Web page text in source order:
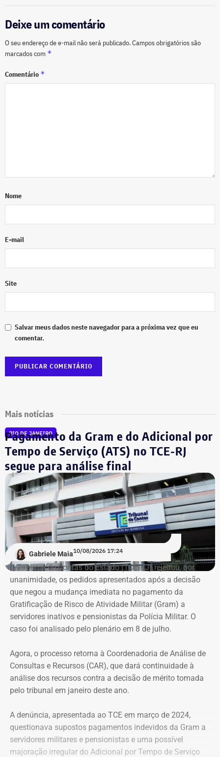
Deixe um comentário
O seu endereço de e-mail não será publicado.Campos obrigatórios são
marcados com *
Comentário *
Nome
E-mail
Site
Salvar meus dados neste navegador para a próxima vez que eu
comentar.
Mais notícias
RIO DE JANEIRO
Pagamento da Gram e do Adicional por
Tempo de Serviço (ATS) no TCE-RJ
segue para análise final
Gabriele Maia10/08/2026 17:24
O Tribunal de Contas do Estado (TCE-RJ) rejeitou, por
unanimidade, os pedidos apresentados após a decisão
que negou a mudança imediata no pagamento da
Gratificação de Risco de Atividade Militar (Gram) a
servidores inativos e pensionistas da Polícia Militar. O
caso foi analisado pelo plenário em 8 de julho.
Agora, o processo retorna à Coordenadoria de Análise de
Consultas e Recursos (CAR), que dará continuidade à
análise dos recursos contra a decisão de mérito tomada
pelo tribunal em janeiro deste ano.
A denúncia, apresentada ao TCE em março de 2024,
questionava supostos pagamentos indevidos da Gram a
servidores militares e pensionistas e uma possível
majoração irregular do Adicional por Tempo de Serviço